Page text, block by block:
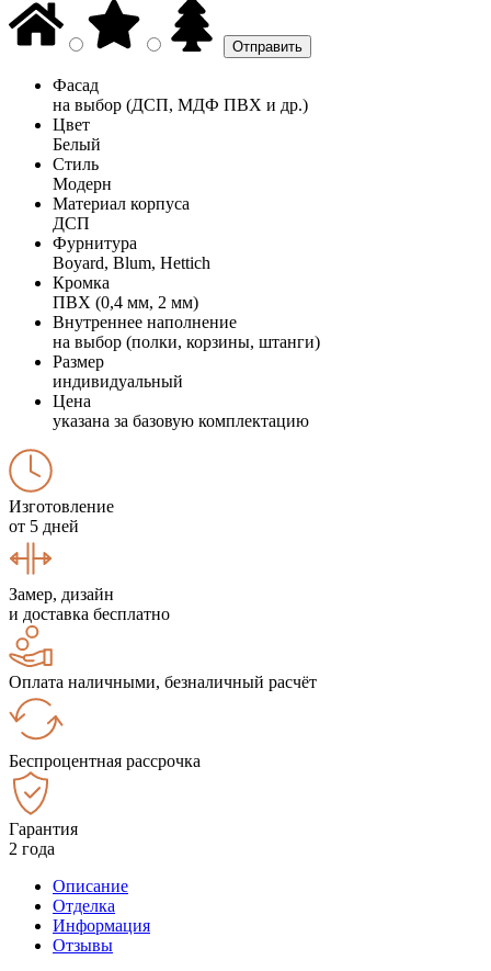
Фасад
на выбор (ДСП, МДФ ПВХ и др.)
Цвет
Белый
Стиль
Модерн
Материал корпуса
ДСП
Фурнитура
Boyard, Blum, Hettich
Кромка
ПВХ (0,4 мм, 2 мм)
Внутреннее наполнение
на выбор (полки, корзины, штанги)
Размер
индивидуальный
Цена
указана за базовую комплектацию
Изготовление
от 5 дней
Замер, дизайн
и доставка бесплатно
Оплата наличными, безналичный расчёт
Беспроцентная рассрочка
Гарантия
2 года
Описание
Отделка
Информация
Отзывы